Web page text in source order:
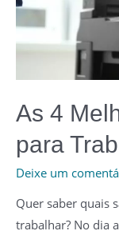
de
apresentação
seu
emprego
As 4
para
Deixe um
Quer saber quais
trabalhar? No dia